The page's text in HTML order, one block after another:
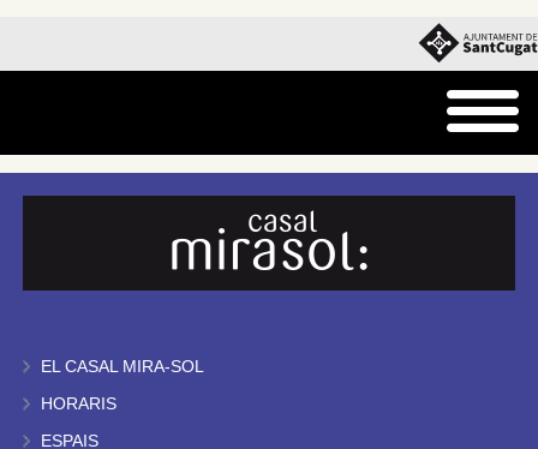
EL CASAL MIRA-SOL
HORARIS
ESPAIS